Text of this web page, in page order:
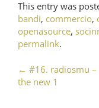
This entry was
bandi, commercio,
openasource,
permalink.
Post
← #16. radiosmu –
the new 1